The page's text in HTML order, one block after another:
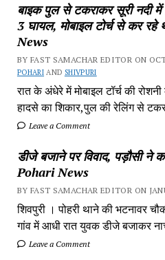
बाइक पुल से टकराकर सूरी नदी में
3 घायल, मोबाइल टोर्च से कर
News
BY FAST SAMACHAR EDITOR ON
POHARI AND SHIVPURI
रात के अंधेरे में मोबाइल टॉर्च की
हादसे का शिकार,पुल की रेलिंग से
Leave a Comment
डीजे बजाने पर विवाद, पड़ौसी ने
Pohari News
BY FAST SAMACHAR EDITOR ON
शिवपुरी‎ । पोहरी थाने की भटनावर
गांव में‎ आधी रात युवक डीजे बजाकर‎
Leave a Comment